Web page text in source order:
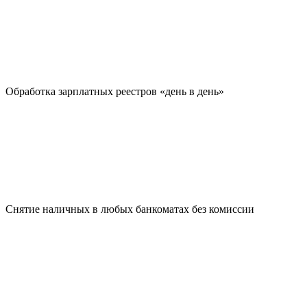
Обработка зарплатных реестров «день в день»
Снятие наличных в любых банкоматах без комиссии